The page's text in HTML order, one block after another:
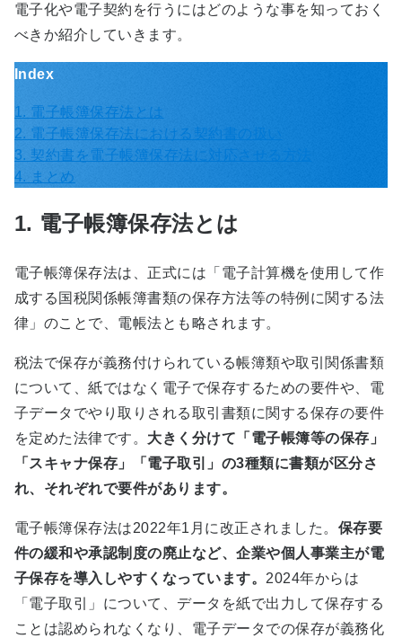
電子化や電子契約を行うにはどのような事を知っておく
べきか紹介していきます。
Index
1. 電子帳簿保存法とは
2. 電子帳簿保存法における契約書の扱い
3. 契約書を電子帳簿保存法に対応させる方法
4. まとめ
1. 電子帳簿保存法とは
電子帳簿保存法は、正式には「電子計算機を使用して作
成する国税関係帳簿書類の保存方法等の特例に関する法
律」のことで、電帳法とも略されます。
税法で保存が義務付けられている帳簿類や取引関係書類
について、紙ではなく電子で保存するための要件や、電
子データでやり取りされる取引書類に関する保存の要件
を定めた法律です。 大きく分けて「電子帳簿等の保存」
「スキャナ保存」「電子取引」の3種類に書類が区分さ
れ、それぞれで要件があります。
電子帳簿保存法は2022年1 月に改正されました。 保存要
件の緩和や承認制度の廃止など、企業や個人事業主が電
子保存を導入しやすくなっています。 2024年からは
「電子取引」について、データを紙で出力して保存する
ことは認められなくなり、電子データでの保存が義務化